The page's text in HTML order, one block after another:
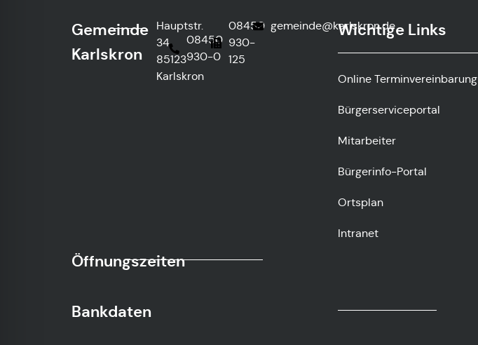
Gemeinde
Karlskron
Hauptstr.
34,
85123
Karlskron
08450
930-0
08450
930-
125
gemeinde@karlskron.de
Wichtige Links
Online Terminvereinbarung
Bürgerserviceportal
Mitarbeiter
Bürgerinfo-Portal
Ortsplan
Intranet
Öffnungszeiten
Bankdaten